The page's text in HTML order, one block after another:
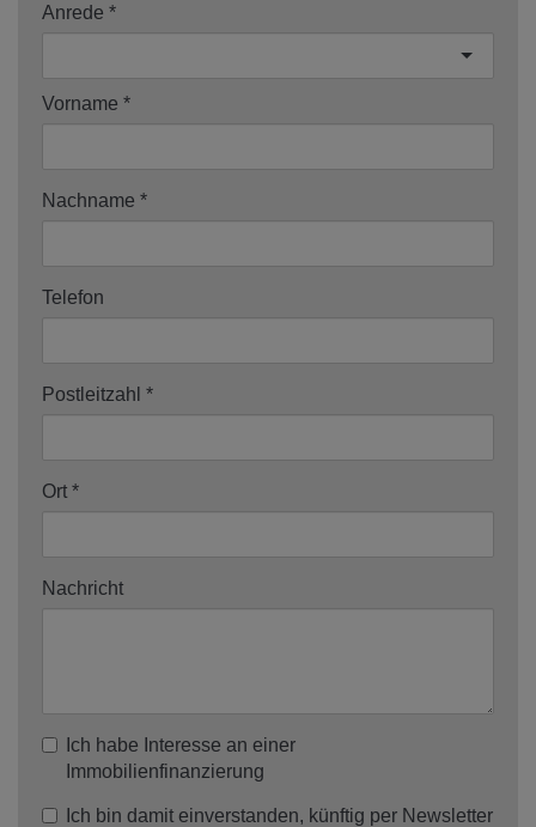
Anrede
Vorname
Nachname
Telefon
Postleitzahl
Ort
Nachricht
Ich habe Interesse an einer
Immobilienfinanzierung
Ich bin damit einverstanden, künftig per Newsletter